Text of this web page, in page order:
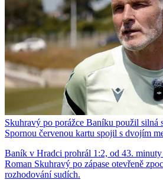
Skuhravý po porážce Baníku použil silná
Spornou červenou kartu spojil s dvojím
Baník v Hradci prohrál 1:2, od 43. minuty
Roman Skuhravý po zápase otevřeně
rozhodování sudích.